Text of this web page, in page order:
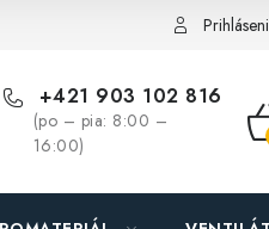
O nás - MEGALED & JANTON
+421 903 102 816
(po – pia: 8:00 –
16:00)